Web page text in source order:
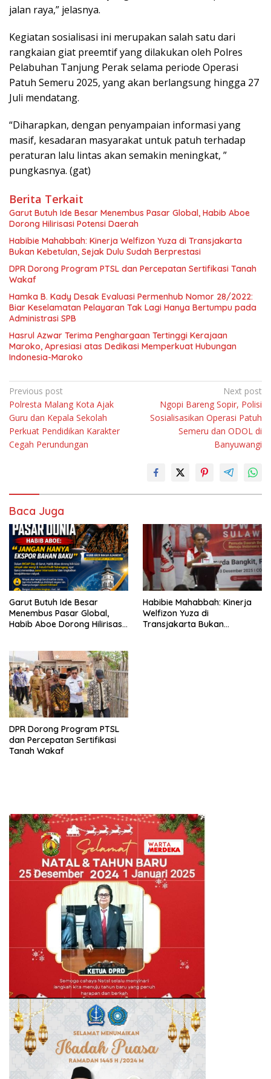
jalan raya,” jelasnya.
Kegiatan sosialisasi ini merupakan salah satu dari
rangkaian giat preemtif yang dilakukan oleh Polres
Pelabuhan Tanjung Perak selama periode Operasi
Patuh Semeru 2025, yang akan berlangsung hingga 27
Juli mendatang.
“Diharapkan, dengan penyampaian informasi yang
masif, kesadaran masyarakat untuk patuh terhadap
peraturan lalu lintas akan semakin meningkat, ”
pungkasnya. (gat)
Berita Terkait
Garut Butuh Ide Besar Menembus Pasar Global, Habib Aboe
Dorong Hilirisasi Potensi Daerah
Habibie Mahabbah: Kinerja Welfizon Yuza di Transjakarta
Bukan Kebetulan, Sejak Dulu Sudah Berprestasi
DPR Dorong Program PTSL dan Percepatan Sertifikasi Tanah
Wakaf
Hamka B. Kady Desak Evaluasi Permenhub Nomor 28/2022:
Biar Keselamatan Pelayaran Tak Lagi Hanya Bertumpu pada
Administrasi SPB
Hasrul Azwar Terima Penghargaan Tertinggi Kerajaan
Maroko, Apresiasi atas Dedikasi Memperkuat Hubungan
Indonesia-Maroko
Navigasi
pos
Previous post
Polresta Malang Kota Ajak
Guru dan Kepala Sekolah
Perkuat Pendidikan Karakter
Cegah Perundungan
Next post
Ngopi Bareng Sopir, Polisi
Sosialisasikan Operasi Patuh
Semeru dan ODOL di
Banyuwangi
Baca Juga
Garut Butuh Ide Besar
Menembus Pasar Global,
Habib Aboe Dorong Hilirisasi
Habibie Mahabbah: Kinerja
Welfizon Yuza di
Transjakarta Bukan
DPR Dorong Program PTSL
dan Percepatan Sertifikasi
Tanah Wakaf